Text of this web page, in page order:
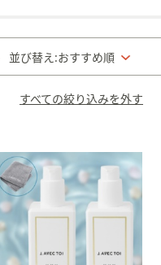
並び替え:おすすめ順
すべての絞り込みを外す